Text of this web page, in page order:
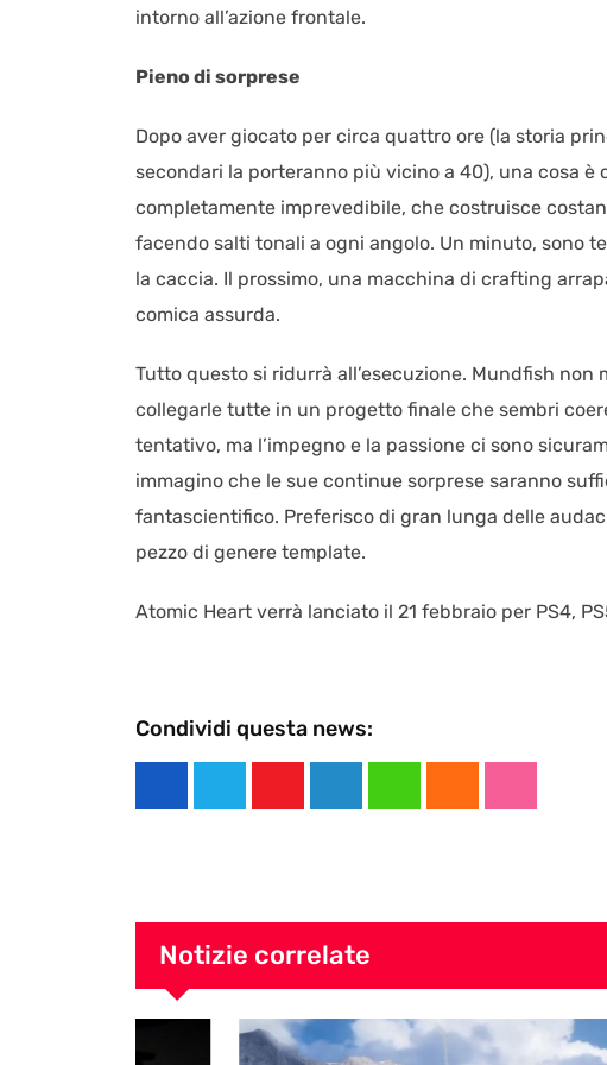
intorno all’azione frontale.
Pieno di sorprese
Dopo aver giocato per circa quattro ore (la storia
secondari la porteranno più vicino a 40), una cosa
completamente imprevedibile, che costruisce
facendo salti tonali a ogni angolo. Un minuto, sono
la caccia. Il prossimo, una macchina di crafting
comica assurda.
Tutto questo si ridurrà all’esecuzione. Mundfish
collegarle tutte in un progetto finale che sembri
tentativo, ma l’impegno e la passione ci sono
immagino che le sue continue sorprese saranno
fantascientifico. Preferisco di gran lunga delle
pezzo di genere template.
Atomic Heart verrà lanciato il 21 febbraio per PS4,
Condividi questa news:
u
e
e
I
n
p
p
e
Notizie correlate